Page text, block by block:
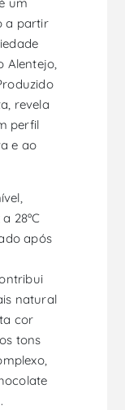
a partir
Alentejo,
revela
perfil
e ao
28ºC
após
natural
cor
tons